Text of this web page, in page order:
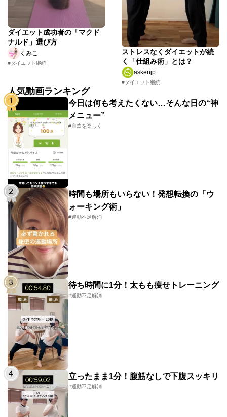
ダイエット成功者の「マクド
ナルド」選び方
くみこ
#ダイエット継続
ストレスなくダイエットが続
く「仕組み術」とは？
askenjp
#ダイエット継続
人気動画ランキング
今日は何も考えたくない…そんな日の“神
メニュー”
#自炊を楽しく
時間も場所もいらない！発想転換の「ウ
ォーキング術」
#運動不足解消
待ち時間に1分！太もも痩せトレーニング
#運動不足解消
立ったまま1分！腹筋なしで下腹スッキリ
#運動不足解消